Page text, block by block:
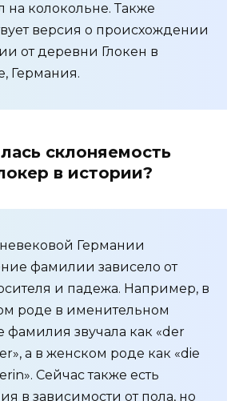
на колокольне. Также
версия о происхождении
от деревни Глокен в
Германия.
склоняемость
в истории?
Германии
фамилии зависело от
и падежа. Например, в
роде в именительном
фамилия звучала как «der
а в женском роде как «die
Сейчас также есть
в зависимости от пола, но